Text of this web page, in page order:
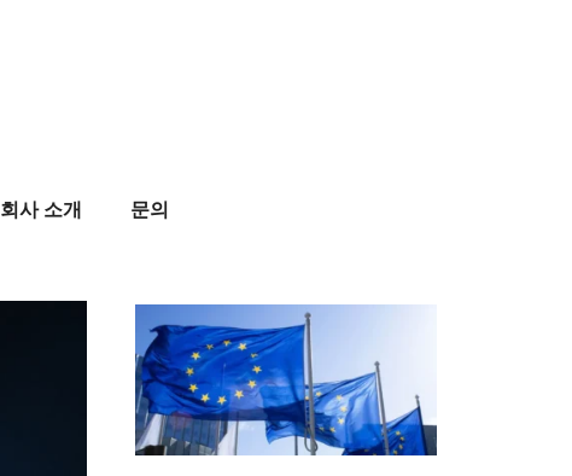
회사 소개 문의